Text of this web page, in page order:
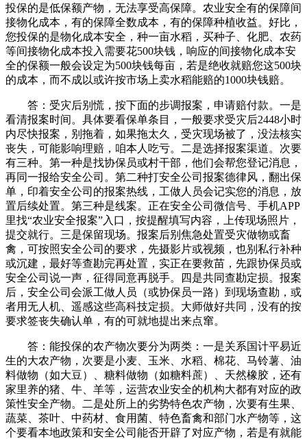
投保的是低保额产物，无法享受高保障。农业安全有的保障间
接物化成本，有的保障全数成本，有的保障种植收益。好比，
您投保的是物化成本安全，种一亩水稻，买种子、化肥、农药
等间接物化成本投入需要花500块钱，响应的间接物化成本安
全的保额一般会设定为500块钱每亩，若是绝收就赔您这500块
的成本，而不成以或许按市场上卖水稻能赔的1000块钱赔。
答：受灾后别慌，按下面的步调报案，申请赔付款。一是
看清报案时间。具体要看保单条目，一般要求受灾后2448小时
内尽快报案，别拖着，如果拖太久，受灾现场被了，没法核实
丧失，可能影响理赔，咱本人吃亏。二是选择报案渠道。次要
有三种。第一种是找协保员或村干部，他们会帮您登记消息，
再同一报给安全公司。第二种打安全公司报案德律风，翻出保
单，印着安全公司的报案热线，工做人员会记实您的消息，放
置后续处置。第三种是线案。正在安全公司微信号、手机APP
里找“农业安全报案”入口，按提醒填写内容，上传现场照片，
提交就行。三是保留现场。报案后别焦急处置受灾做物或畜
禽，可按照安全公司的要求，先摄影片或视频，也别私行补种
或沉建，最好等查勘完再处置，实正在要救苗，先跟协保员或
安全公司说一声，征得同意再脱手。四是共同查勘定损。报案
后，安全公司会派工做人员（或协保员一路）到现场查勘，或
者用无人机、遥感这些高科技定损。大师做好共同，没有的按
要求签丧失确认单，有的可就地提出来点窜。
答：能投保的农产物次要分为两类：一是关系国计平易近
生的大农产物，次要是小麦、玉米、水稻、棉花、马铃薯、油
料做物（如大豆）、糖料做物（如糖料蔗）、天然橡胶，还有
家里养的猪、牛、羊等，运营农业安全的机构大都有对应的政
策性安全产物。二是处所上的劣势特色农产物，次要有生果、
蔬菜、茶叶、中药材、食用菌、特色畜禽和部门水产物等，这
个要看本地政策和安全公司能否开辟了对应产物，若是有就能